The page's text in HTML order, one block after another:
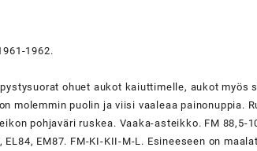
1962.
ohuet aukot kaiuttimelle, aukot
molemmin puolin ja viisi vaaleaa painonuppia.
pohjaväri ruskea. Vaaka-asteikko. FM 88,5-
EL84, EM87. FM-KI-KII-M-L. Esineeseen on